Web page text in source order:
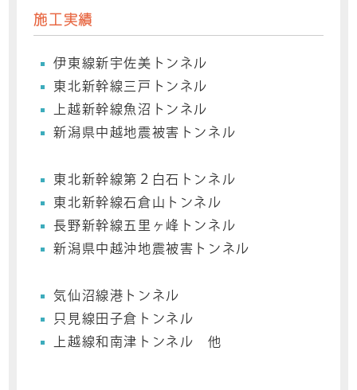
施工実績
伊東線新宇佐美トンネル
東北新幹線三戸トンネル
上越新幹線魚沼トンネル
新潟県中越地震被害トンネル
東北新幹線第２白石トンネル
東北新幹線石倉山トンネル
長野新幹線五里ヶ峰トンネル
新潟県中越沖地震被害トンネル
気仙沼線港トンネル
只見線田子倉トンネル
上越線和南津トンネル 他